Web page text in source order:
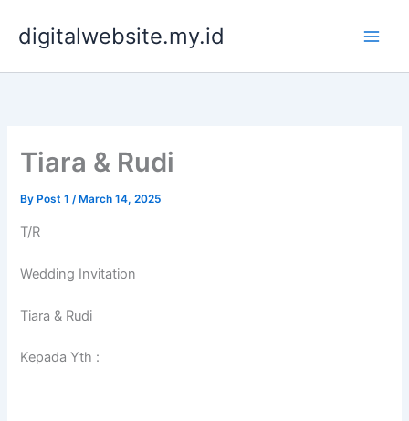
content
digitalwebsite.my.id
Tiara & Rudi
By Post 1/ March 14, 2025
T/R
Wedding Invitation
Tiara & Rudi
Kepada Yth :